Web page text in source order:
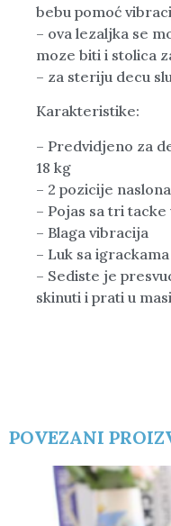
bebu pomoć
– ova lezaljka se
moze biti i stolica
– za steriju decu
Karakteristike:
– Predvidjeno za
18 kg
– 2 pozicije naslona
– Pojas sa tri tacke
– Blaga vibracija
– Luk sa
– Sediste je
skinuti i prati u
POVEZANI